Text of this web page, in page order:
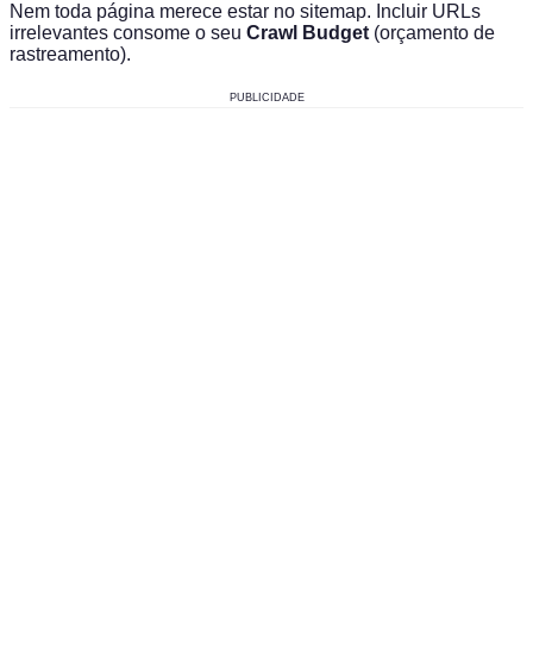
Nem toda página merece estar no sitemap. Incluir URLs
irrelevantes consome o seu Crawl Budget (orçamento de
rastreamento).
PUBLICIDADE